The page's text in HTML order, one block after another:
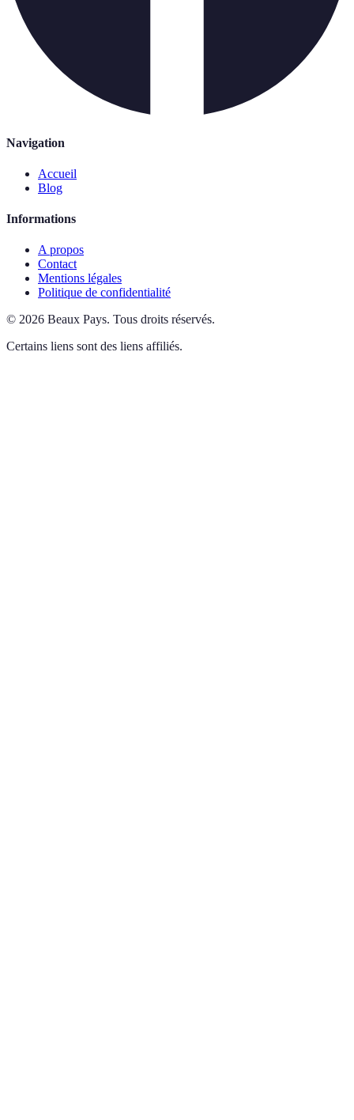
Navigation
Accueil
Blog
Informations
A propos
Contact
Mentions légales
Politique de confidentialité
© 2026 Beaux Pays. Tous droits réservés.
Certains liens sont des liens affiliés.